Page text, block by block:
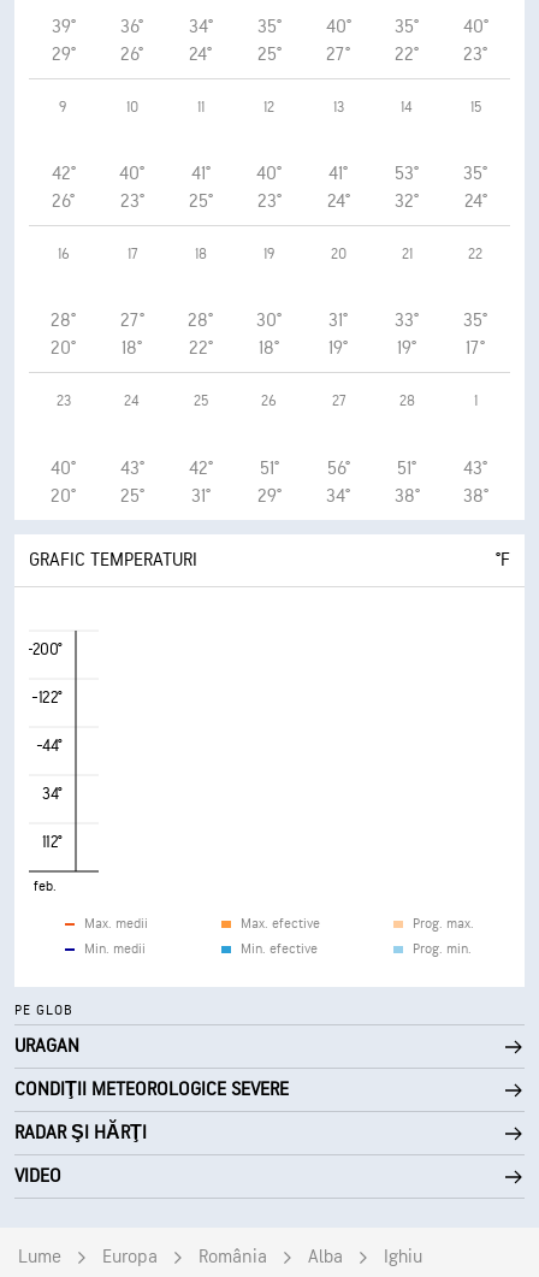
39°
29°
36°
26°
34°
24°
35°
25°
40°
27°
35°
22°
40°
23°
9
42°
26°
10
40°
23°
11
41°
25°
12
40°
23°
13
41°
24°
14
53°
32°
15
35°
24°
16
28°
20°
17
27°
18°
18
28°
22°
19
30°
18°
20
31°
19°
21
33°
19°
22
35°
17°
23
40°
20°
24
43°
25°
25
42°
31°
26
51°
29°
27
56°
34°
28
51°
38°
1
43°
38°
GRAFIC TEMPERATURI °F
-200°
-122°
-44°
34°
112°
feb.
Max. medii
Min. medii
Max. efective
Min. efective
Prog. max.
Prog. min.
PE GLOB
URAGAN
CONDIŢII METEOROLOGICE SEVERE
RADAR ŞI HĂRŢI
VIDEO
Lume Europa România Alba Ighiu